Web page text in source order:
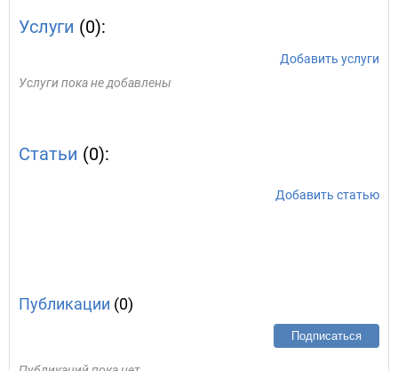
Услуги (0):
Добавить услуги
Услуги пока не добавлены
Статьи (0):
Добавить статью
Публикации (0)
Подписаться